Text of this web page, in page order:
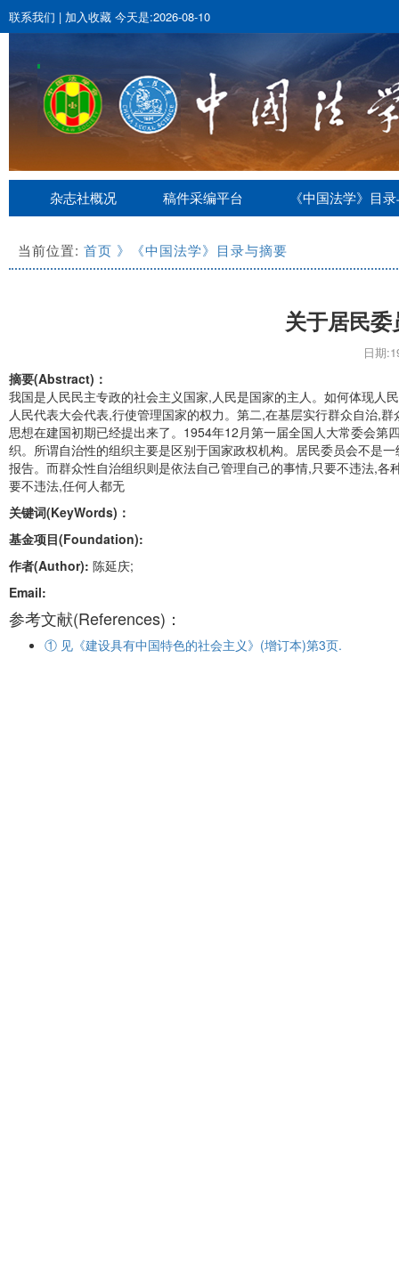
联系我们 | 加入收藏 今天是:2026-08-10
杂志社概况 稿件采编平台 《中国法学》目
当前位置: 首页 》《中国法学》目录与摘要
关于居民
日期
摘要(Abstract)：
我国是人民民主专政的社会主义国家,人民是国家的主人。如何体现人
人民代表大会代表,行使管理国家的权力。第二,在基层实行群众自治,
思想在建国初期已经提出来了。1954年12月第一届全国人大常委会
织。所谓自治性的组织主要是区别于国家政权机构。居民委员会不是
报告。而群众性自治组织则是依法自己管理自己的事情,只要不违法,
要不违法,任何人都无
关键词(KeyWords)：
基金项目(Foundation):
作者(Author): 陈延庆;
Email:
参考文献(References)：
① 见《建设具有中国特色的社会主义》(增订本)第3页.